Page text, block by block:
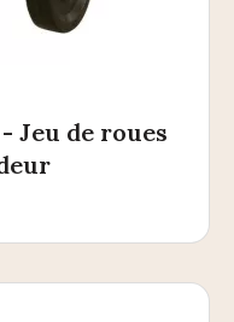
Jeu de roues